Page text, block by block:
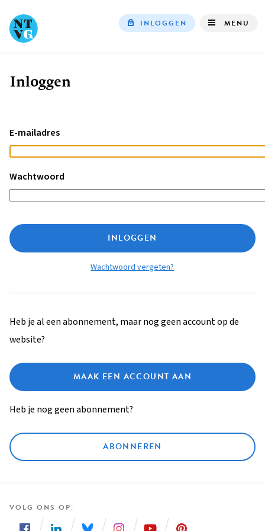
INLOGGEN MENU
Kruimelpad
Inloggen
E-mailadres
Wachtwoord
INLOGGEN
Wachtwoord vergeten?
Heb je al een abonnement, maar nog geen account op de
website?
MAAK EEN ACCOUNT AAN
Heb je nog geen abonnement?
ABONNEREN
VOLG ONS OP